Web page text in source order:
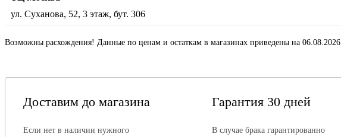
ул. Суханова, 52, 3 этаж, бут. 306
Возможны расхождения! Данные по ценам и остаткам в магазинах приведены на 06.08.2026.
Доставим до магазина
Если нет в наличии нужного
Гарантия 30 дней
В случае брака гарантированно